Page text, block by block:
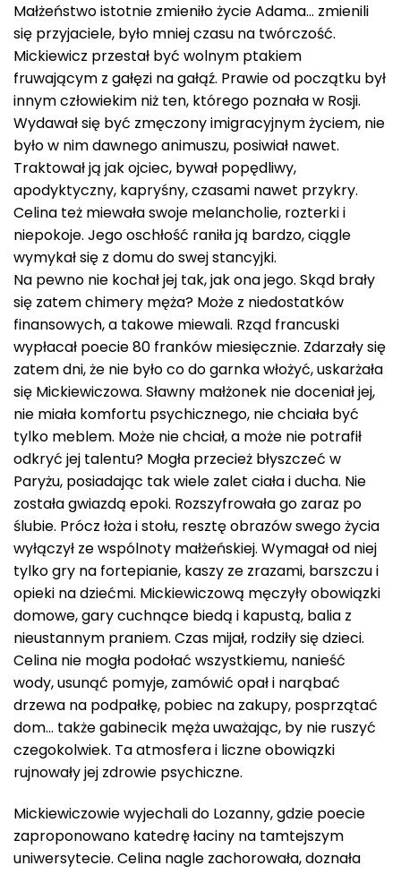
Małżeństwo istotnie zmieniło życie Adama… zmienili
się przyjaciele, było mniej czasu na twórczość.
Mickiewicz przestał być wolnym ptakiem
fruwającym z gałęzi na gałąź. Prawie od początku był
innym człowiekim niż ten, którego poznała w Rosji.
Wydawał się być zmęczony imigracyjnym życiem, nie
było w nim dawnego animuszu, posiwiał nawet.
Traktował ją jak ojciec, bywał popędliwy,
apodyktyczny, kapryśny, czasami nawet przykry.
Celina też miewała swoje melancholie, rozterki i
niepokoje. Jego oschłość raniła ją bardzo, ciągle
wymykał się z domu do swej stancyjki.
Na pewno nie kochał jej tak, jak ona jego. Skąd brały
się zatem chimery męża? Może z niedostatków
finansowych, a takowe miewali. Rząd francuski
wypłacał poecie 80 franków miesięcznie. Zdarzały się
zatem dni, że nie było co do garnka włożyć, uskarżała
się Mickiewiczowa. Sławny małżonek nie doceniał jej,
nie miała komfortu psychicznego, nie chciała być
tylko meblem. Może nie chciał, a może nie potrafił
odkryć jej talentu? Mogła przecież błyszczeć w
Paryżu, posiadając tak wiele zalet ciała i ducha. Nie
została gwiazdą epoki. Rozszyfrowała go zaraz po
ślubie. Prócz łoża i stołu, resztę obrazów swego życia
wyłączył ze wspólnoty małżeńskiej. Wymagał od niej
tylko gry na fortepianie, kaszy ze zrazami, barszczu i
opieki na dziećmi. Mickiewiczową męczyły obowiązki
domowe, gary cuchnące biedą i kapustą, balia z
nieustannym praniem. Czas mijał, rodziły się dzieci.
Celina nie mogła podołać wszystkiemu, nanieść
wody, usunąć pomyje, zamówić opał i narąbać
drzewa na podpałkę, pobiec na zakupy, posprzątać
dom… także gabinecik męża uważając, by nie ruszyć
czegokolwiek. Ta atmosfera i liczne obowiązki
rujnowały jej zdrowie psychiczne.
Mickiewiczowie wyjechali do Lozanny, gdzie poecie
zaproponowano katedrę łaciny na tamtejszym
uniwersytecie. Celina nagle zachorowała, doznała